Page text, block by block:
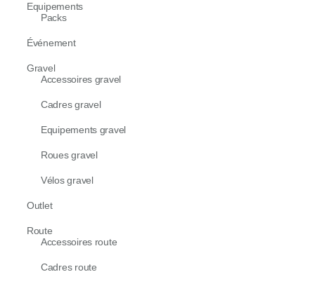
Equipements
Packs
Événement
Gravel
Accessoires gravel
Cadres gravel
Equipements gravel
Roues gravel
Vélos gravel
Outlet
Route
Accessoires route
Cadres route